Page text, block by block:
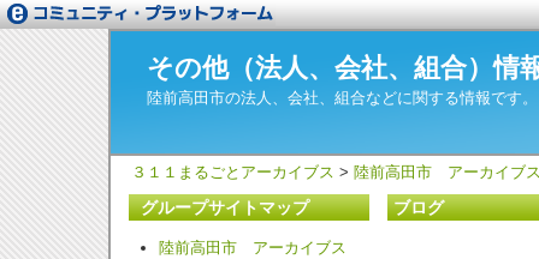
その他（法人、会社、組合）情
陸前高田市の法人、会社、組合などに関する情報です。
３１１まるごとアーカイブス > 陸前高田市 アーカイブ
ブログ
グループサイトマップ
陸前高田市 アーカイブス